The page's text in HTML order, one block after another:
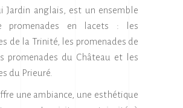
Jardin anglais, est un ensemble
promenades en lacets : les
de la Trinité, les promenades de
promenades du Château et les
du Prieuré.
une ambiance, une esthétique